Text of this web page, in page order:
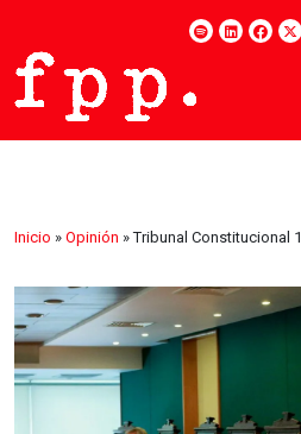
Inicio » Opinión »Tribunal Constitucional 1